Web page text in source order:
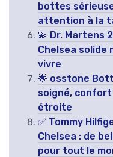
bottes
attention à la
💫 Dr. Martens
Chelsea solide
vivre
🌟 osstone
soigné,
étroite
✅ Tommy
Chelsea : de
pour tout le